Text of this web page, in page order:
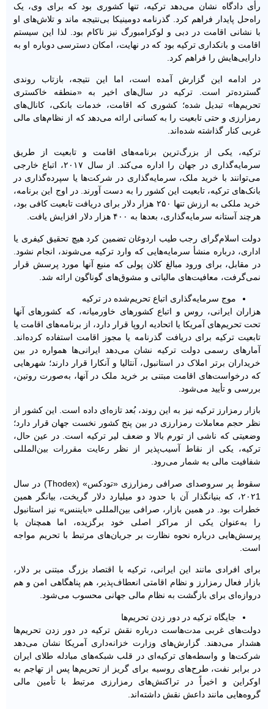
رأی دادگاه نشان می‌دهد ترکیه، تنها کشوری بود که برای وی، یک
راه‌حل پایدار فراهم کرد. گذرنامه دومینیکا بی‌نتیجه ماند و تلاش‌های او
با نشانی‌ اقامت در دبی و لوکزامبورگ نیز ناکام بود. لذا این سیستم
اقامت و بانکداری ترکیه بود که در نهایت، امکان دسترسی دوباره او به
دارایی‌هایش را فراهم کرد.
در ادامه این گزارش آمده است، اما این نتیجه، بازتاب روندی
گسترده‌تر است. ترکیه در سال‌های اخیر به «منطقه خاکستری
تحریم‌ها» تبدیل شده؛ کشوری که اقامت، خدمات بانکی، کانال‌های
رمزارزی و حتی تابعیت را به کسانی ارائه می‌دهد که از نظام‌های مالی
غربی کنار گذاشته شده‌اند.
ترکیه، یکی از بزرگ‌ترین برنامه‌های اقامت و تابعیت از طریق
سرمایه‌گذاری در جهان را اداره می‌کند. از سال ۲۰۱۷، اتباع خارجی
می‌توانند با خرید ملک، سرمایه‌گذاری در شرکت‌ها یا سپرده‌گذاری در
بانک‌های ترکیه، تابعیت این کشور را به ‌دست آورند. در اوج این برنامه،
خرید ملکی به ارزش تنها ۲۵۰ هزار دلار برای دریافت تابعیت کافی بود،
هرچند آستانه سرمایه‌گذاری، بعدها به ۴۰۰ هزار دلار افزایش یافت.
دولت اسلام‌گرای رجب طیب اردوغان تضمین کرد هیچ تحقیق کیفری یا
اداری، درباره منشأ سرمایه‌هایی که وارد ترکیه می‌شوند، انجام نشود.
در مقابل، برای ورود مبالغ کلان پولی که منبع آنها مورد پرسش قرار
نمی‌گرفت، معافیت‌های مالیاتی و مشوق‌های گوناگون ارائه شد.
موج سرمایه‌گذاری اتباع تحریم‌شده در ترکیه
هزاران ایرانی، روس و اتباع کشورهای خاورمیانه، که کشورهای‌ آنها
تحت تحریم‌های آمریکا یا اتحادیه اروپا قرار دارد، از برنامه‌های اقامت یا
تابعیت ترکیه برای دریافت گذرنامه یا مجوز اقامت استفاده کرده‌اند.
آمارهای رسمی دولت ترکیه نشان می‌دهد ایرانی‌ها همواره در بین
خریداران برتر املاک در استانبول، آنتالیا و آنکارا قرار دارند؛ شهرهایی
که درخواست‌های اقامت مبتنی بر خرید ملک در آنها، به‌صورت روتین،
بررسی و تأیید می‌شود.
بازار رمزارز ترکیه نیز به این روند، بُعد تازه‌ای داده است. این کشور از
نظر حجم معاملات رمزارزی در بین پنج کشور نخست جهان قرار دارد؛
وضعیتی که ناشی از تورم بالا و ضعف لیر ترکیه است. در عین حال،
ترکیه، یکی از نقاط آسیب‌پذیر از نظر رعایت مقررات بین‌المللی
شفافیت مالی به‌ شمار می‌رود.
سقوط پر سروصدای صرافی رمزارزی «تودکس» (Thodex) در سال
۲۰۲1، که بنیانگذار آن با حدود دو میلیارد دلار گریخت، بیانگر همین
خطرات بود. در همین بازار، صرافی بین‌المللی «بایننس» نیز استانبول
را به‌عنوان یکی از مراکز اصلی خود برگزیده، اما همچنان با
پرسش‌هایی درباره نحوه نظارت بر جریان‌های مرتبط با تحریم مواجه
است.
برای افرادی مانند این ایرانی، ترکیه با اقتصاد بزرگ مبتنی بر دلار،
بازار فعال رمزارز و نظام اقامتی انعطاف‌پذیر، هم پناهگاهی امن و هم
دروازه‌ای برای بازگشت به نظام مالی جهانی محسوب می‌شود.
جایگاه ترکیه در دور زدن تحریم‌ها
دولت‌های غربی مدت‌هاست درباره نقش ترکیه در دور زدن تحریم‌ها
هشدار می‌دهند. گزارش‌های وزارت خزانه‌داری آمریکا نشان می‌دهد
شرکت‌ها و واسطه‌های ترکیه‌ای در قلب شبکه‌های مبادله طلای ایران
در برابر نفت، طرح‌های روسیه برای گریز از تحریم‌ها پس از تهاجم به
اوکراین و اخیراً در تراکنش‌های رمزارزی مرتبط با تأمین مالی
گروه‌هایی مانند داعش نقش داشته‌اند.